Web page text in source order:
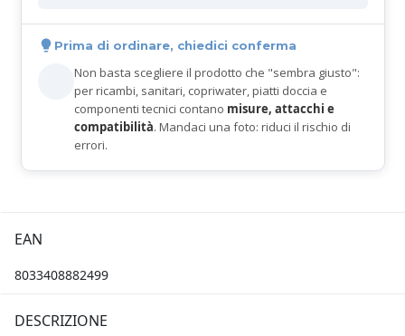
Prima di ordinare, chiedici conferma
Non basta scegliere il prodotto che "sembra giusto":
per ricambi, sanitari, copriwater, piatti doccia e
componenti tecnici contano misure, attacchi e
compatibilità. Mandaci una foto: riduci il rischio di
errori.
EAN
8033408882499
DESCRIZIONE